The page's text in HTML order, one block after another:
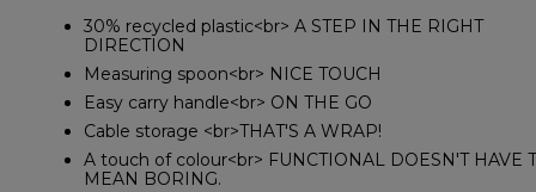
30% recycled plastic<br> A STEP IN THE RIGHT
DIRECTION
Measuring spoon<br> NICE TOUCH
Easy carry handle<br> ON THE GO
Cable storage <br>THAT'S A WRAP!
A touch of colour<br> FUNCTIONAL DOESN'T HAVE
MEAN BORING.